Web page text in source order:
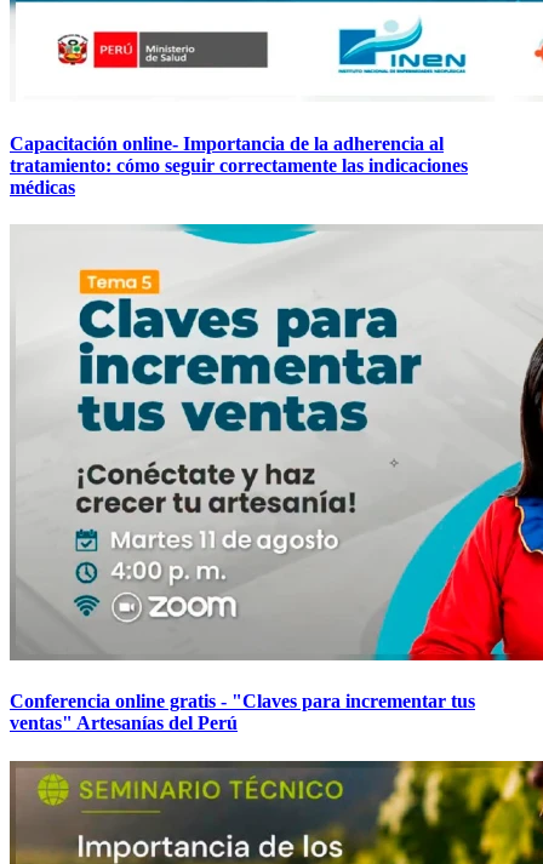
Capacitación online- Importancia de la adherencia al
tratamiento: cómo seguir correctamente las indicaciones
médicas
Conferencia online gratis - "Claves para incrementar tus
ventas" Artesanías del Perú